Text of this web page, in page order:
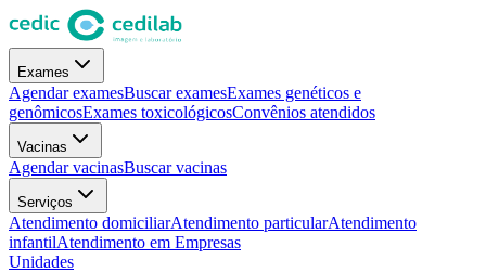
Exames
Agendar examesBuscar examesExames genéticos e
genômicosExames toxicológicosConvênios atendidos
Vacinas
Agendar vacinasBuscar vacinas
Serviços
Atendimento domiciliarAtendimento particularAtendimento
infantilAtendimento em Empresas
Unidades